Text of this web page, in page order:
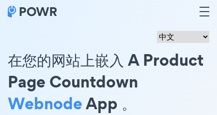
在您的网站上嵌入 A Product
Page Countdown
WebnodeApp 。